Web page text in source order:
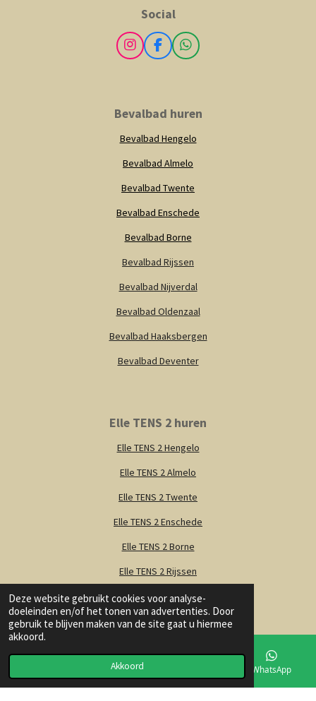
Deze website gebruikt cookies voor analyse-
doeleinden en/of het tonen van advertenties. Door
gebruik te blijven maken van de site gaat u hiermee
akkoord.
Akkoord
Social
I
n
g
a
F
a
o
k
W
h
A
p
Bevalbad huren
Bevalbad Hengelo
Bevalbad Almelo
Bevalbad Twente
Bevalbad Enschede
Bevalbad Borne
Bevalbad Rijssen
Bevalbad Nijverdal
Bevalbad Oldenzaal
Bevalbad Haaksbergen
Bevalbad Deventer
Elle TENS 2 huren
Elle TENS 2 Hengelo
Elle TENS 2 Almelo
Elle TENS 2 Twente
Elle TENS 2 Enschede
Elle TENS 2 Borne
Elle TENS 2 Rijssen
Elle TENS 2 Nijverdal
Elle TENS 2 Oldenzaal
Elle TENS 2 Deventer
Kaart WhatsApp